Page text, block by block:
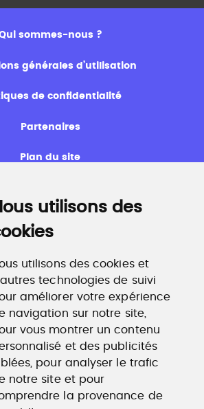
utilisons des
utilisons des cookies et
technologies de suivi
améliorer votre expérience
navigation sur notre site,
vous montrer un contenu
et des publicités
pour analyser le trafic
notre site et pour
la provenance de
sommes-nous ?
générales d’utilisation
de confidentialité
Partenaires
Plan du site
Emploi
secteur culturel 784.000 visites et
Formation
annuaire des formations aux métiers
de la culture.
formation.com
professionnel
coaching, techniques de